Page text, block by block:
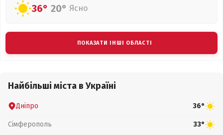
36° 20° Ясно
ПОКАЗАТИ ІНШІ ОБЛАСТІ
Найбільші міста в Україні
Дніпро 36°
Сімферополь 33°